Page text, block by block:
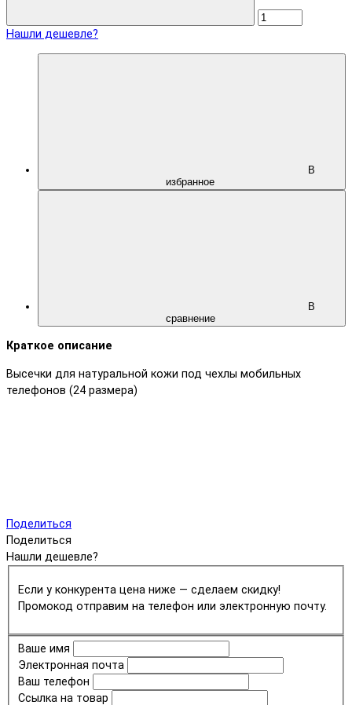
Нашли дешевле?
В
избранное
В
сравнение
Краткое описание
Высечки для натуральной кожи под чехлы мобильных
телефонов (24 размера)
Поделиться
Поделиться
Нашли дешевле?
Если у конкурента цена ниже — сделаем скидку!
Промокод отправим на телефон или электронную почту.
Ваше имя
Электронная почта
Ваш телефон
Ссылка на товар